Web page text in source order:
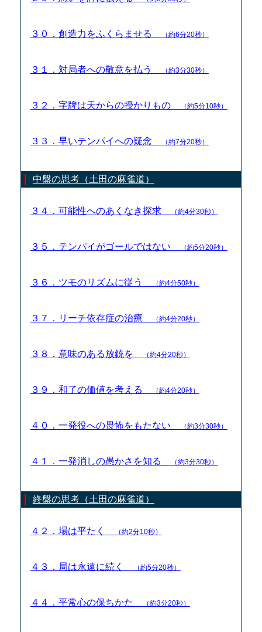
３０．創造力をふくらませる （約6分20秒）
３１．対局者への敬意を払う （約3分30秒）
３２．字牌は天からの授かりもの （約5分10秒）
３３．早いテンパイへの疑念 （約7分20秒）
中盤の思考（土田の麻雀道）
３４．可能性へのあくなき探求 （約4分30秒）
３５．テンパイがゴールではない （約5分20秒）
３６．ツモのリズムに従う （約4分50秒）
３７．リーチ依存症の治療 （約4分20秒）
３８．意味のある放銃を （約4分20秒）
３９．和了の価値を考える （約4分20秒）
４０．一発役への畏怖をもたない （約3分30秒）
４１．一発消しの愚かさを知る （約3分30秒）
終盤の思考（土田の麻雀道）
４２．場は平たく （約2分10秒）
４３．局は永遠に続く （約5分20秒）
４４．平常心の保ちかた （約3分20秒）